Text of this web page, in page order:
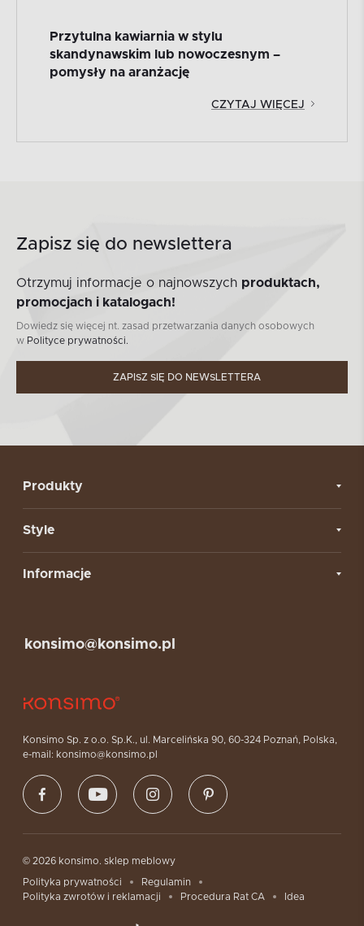
Przytulna kawiarnia w stylu
skandynawskim lub nowoczesnym –
pomysły na aranżację
CZYTAJ WIĘCEJ
Zapisz się do newslettera
Otrzymuj informacje o najnowszych produktach,
promocjach i katalogach!
Dowiedz się więcej nt. zasad przetwarzania danych osobowych
w Polityce prywatności.
ZAPISZ SIĘ DO NEWSLETTERA
Produkty
Style
Informacje
Konsimo Sp. z o.o. Sp.K., ul. Marcelińska 90, 60-324 Poznań, Polska,
e-mail: konsimo@konsimo.pl
konsimo@konsimo.pl
© 2026 konsimo. sklep meblowy
Polityka prywatności
Regulamin
Polityka zwrotów i reklamacji
Procedura Rat CA Idea